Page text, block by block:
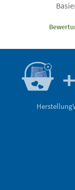
Herstellung